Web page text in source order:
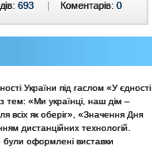
Коментарів: 0
693 |
України під гаслом «У єдності
тем: «Ми українці, наш дім –
всіх як оберіг», «Значення Дня
дистанційних технологій.
були оформлені виставки